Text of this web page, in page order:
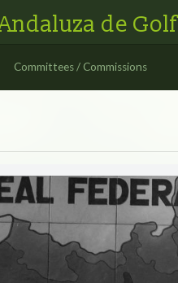
de Golf
Committees / Commissions